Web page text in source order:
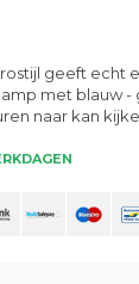
geeft echt
met blauw -
naar kan